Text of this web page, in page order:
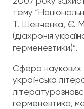
тему
Т. Шевченка, Є.
(діахронія
герменевтики)”.
Сфера наукових
українська
герменевтика,